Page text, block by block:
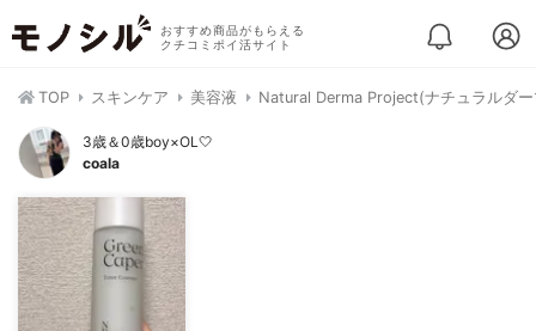
おすすめ商品がもらえる
クチコミポイ活サイト
TOP スキンケア 美容液 Natural Derma Project(ナチュラルダ
3歳＆0歳boy×OL🤍
coala